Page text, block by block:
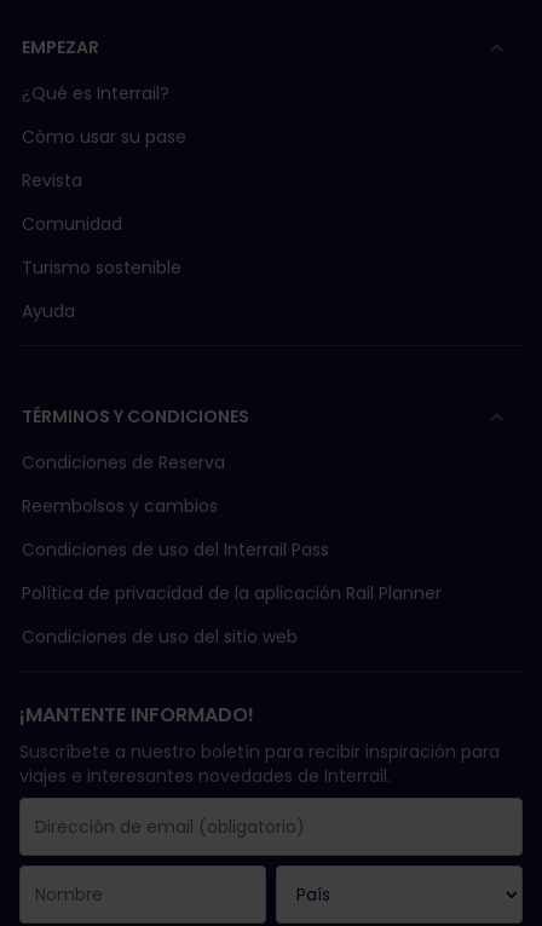
EMPEZAR
¿Qué es Interrail?
Cómo usar su pase
Revista
Comunidad
Turismo sostenible
Ayuda
TÉRMINOS Y CONDICIONES
Condiciones de Reserva
Reembolsos y cambios
Condiciones de uso del Interrail Pass
Política de privacidad de la aplicación Rail Planner
Condiciones de uso del sitio web
¡MANTENTE INFORMADO!
Suscríbete a nuestro boletín para recibir inspiración para
viajes e interesantes novedades de Interrail.